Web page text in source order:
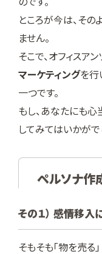
ところが今は、そ
ません。
そこで、オフィスア
マーケティングを行
一つです。
もし、あなたにも
してみてはいかがで
ペルソナ作
その１） 感情移入
そもそも「物を売る